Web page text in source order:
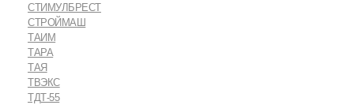
СТИМУЛБРЕСТ
СТРОЙМАШ
ТАИМ
ТАРА
ТАЯ
ТВЭКС
ТДТ-55